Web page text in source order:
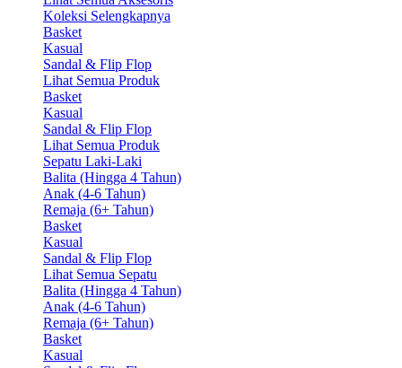
Koleksi Selengkapnya
Basket
Kasual
Sandal & Flip Flop
Lihat Semua Produk
Basket
Kasual
Sandal & Flip Flop
Lihat Semua Produk
Sepatu Laki-Laki
Balita (Hingga 4 Tahun)
Anak (4-6 Tahun)
Remaja (6+ Tahun)
Basket
Kasual
Sandal & Flip Flop
Lihat Semua Sepatu
Balita (Hingga 4 Tahun)
Anak (4-6 Tahun)
Remaja (6+ Tahun)
Basket
Kasual